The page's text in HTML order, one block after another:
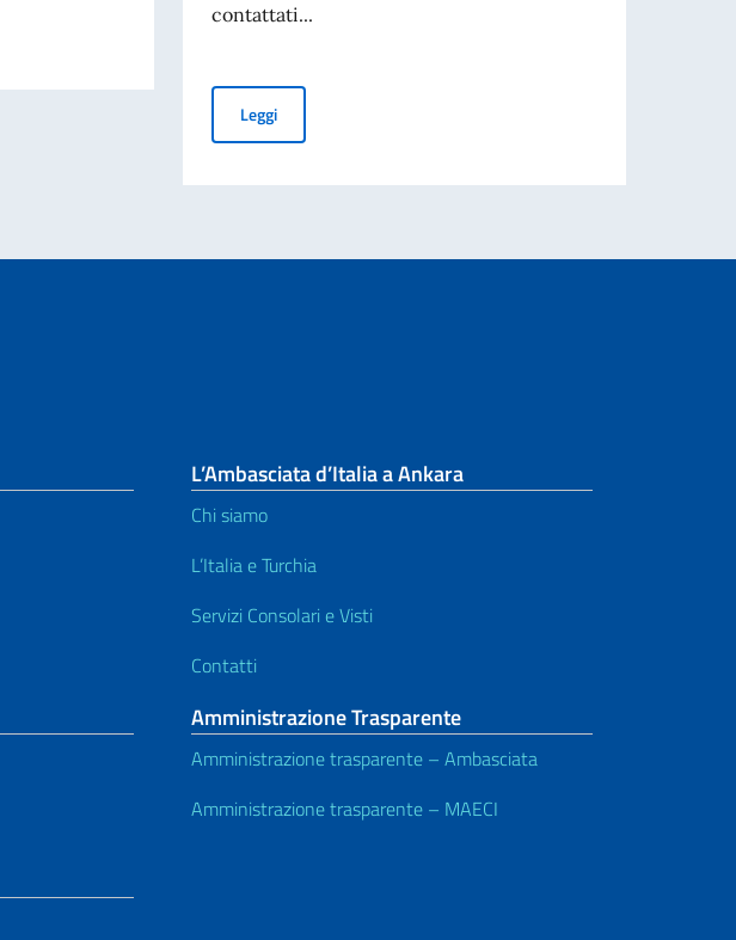
L’A.A. 2026-2027 – GRADUATORIA FINALE
AMAR CORDA AD ANKARA Tosca Zampini – voce, Tolga During – chitarra
contattati...
LeggiISCRIVERSI ALLE UNIVERSITÀ ITALIANE A.A. 2026/2027:
L’Ambasciata d’Italia a Ankara
Chi siamo
L’Italia e Turchia
Servizi Consolari e Visti
Contatti
Amministrazione Trasparente
Amministrazione trasparente – Ambasciata
Amministrazione trasparente – MAECI